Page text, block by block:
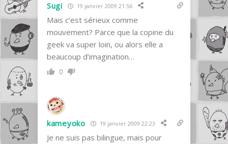
Sugi 19 janvier 2009 21:56
Mais c’est sérieux comme
mouvement? Parce que la copine du
geek va super loin, ou alors elle a
beaucoup d’imagination…
0
kameyoko 19 janvier 2009 22:23
Je ne suis pas bilingue, mais pour